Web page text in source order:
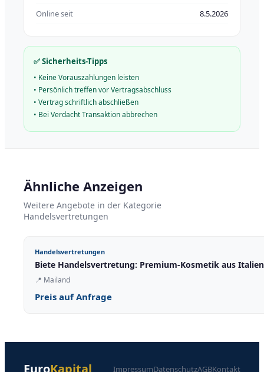
Online seit
8.5.2026
✅ Sicherheits-Tipps
• Keine Vorauszahlungen leisten
• Persönlich treffen vor Vertragsabschluss
• Vertrag schriftlich abschließen
• Bei Verdacht Transaktion abbrechen
Ähnliche Anzeigen
Weitere Angebote in der Kategorie
Handelsvertretungen
Handelsvertretungen
Biete Handelsvertretung: Premium-Kosmetik aus Italien
📍 Mailand
Preis auf Anfrage
EuroKapital ImpressumDatenschutzAGBKontakt